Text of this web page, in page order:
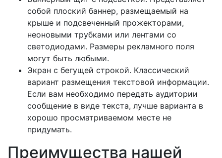
собой плоский баннер, размещаемый на
крыше и подсвеченный прожекторами,
неоновыми трубками или лентами со
светодиодами. Размеры рекламного поля
могут быть любыми.
Экран с бегущей строкой. Классический
вариант размещения текстовой информации.
Если вам необходимо передать аудитории
сообщение в виде текста, лучше варианта в
хорошо просматриваемом месте не
придумать.
Преимущества нашей